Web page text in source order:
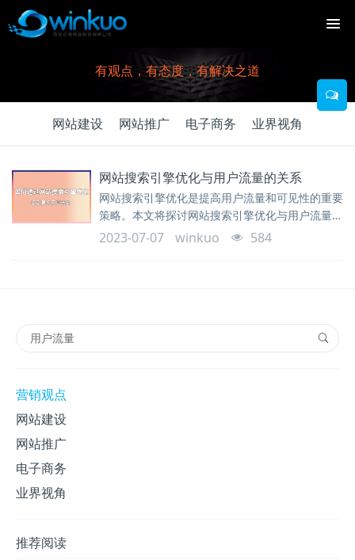
有观点，有态度，有解决之道
网站建设 网站推广 电子商务 业界视角
网站搜索引擎优化与用户流量的关系
网站搜索引擎优化是提高用户流量和可见性的重要
策略。本文将探讨网站搜索引擎优化与用户流量之
间的关系，并提供一些提高用户流量的优化方法。
2023-07-07 winkuo 584
营销观点
网站建设
网站推广
电子商务
业界视角
推荐阅读